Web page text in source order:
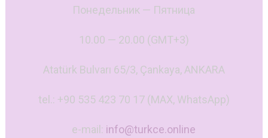
Понедельник — Пятница
10.00 — 20.00 (GMT+3)
Atatürk Bulvarı 65/3, Çankaya, ANKARA
tel.: +90 535 423 70 17 (MAX, WhatsApp)
e-mail: info@turkce.online